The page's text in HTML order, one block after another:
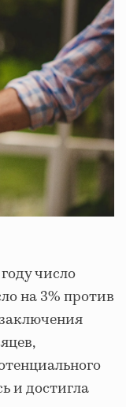
число
на 3% против
и достигла